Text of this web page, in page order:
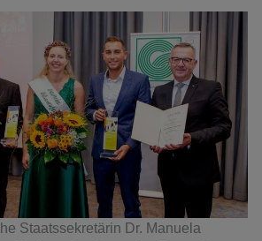
Staatssekretärin Dr. Manuela